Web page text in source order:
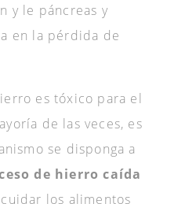
y le páncreas y
en la pérdida de
es tóxico para el
de las veces, es
se disponga a
de hierro caída
los alimentos